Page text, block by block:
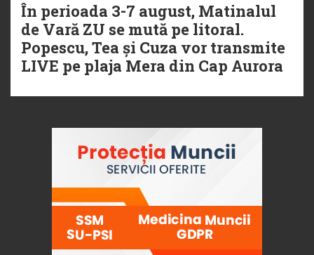
În perioada 3-7 august, Matinalul
de Vară ZU se mută pe litoral.
Popescu, Tea și Cuza vor transmite
LIVE pe plaja Mera din Cap Aurora